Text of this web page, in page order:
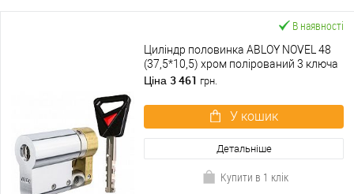
В наявності
Циліндр половинка ABLOY NOVEL 48
(37,5*10,5) хром полірований 3 ключа
Ціна 3 461 грн.
У кошик
Детальніше
Купити в 1 клік